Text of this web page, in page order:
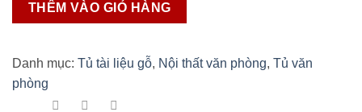
DC1350VM4,
DC1350V4
số
THÊM VÀO GIỎ HÀNG
Danh mục: Tủ tài liệu gỗ, Nội thất văn phòng, Tủ văn
phòng